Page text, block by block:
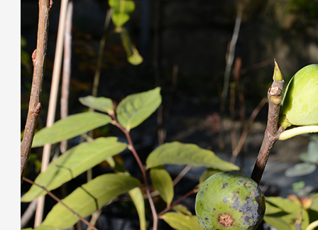
Partenaires
Crédits
Actions
Documentation